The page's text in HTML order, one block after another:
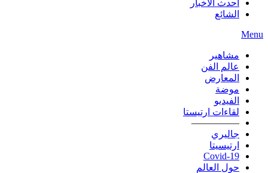
أحدث الأخبار
الشائع
Menu
مشاهير
عالم الفن
المعارض
موضة
الفيديو
لقاءات ارتيستا
—————
جاليري
ارتيسيتا
Covid-19
حول العالم